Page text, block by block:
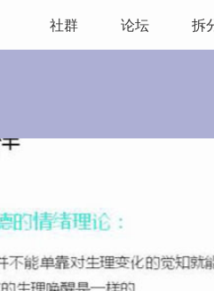
社群 论坛 拆